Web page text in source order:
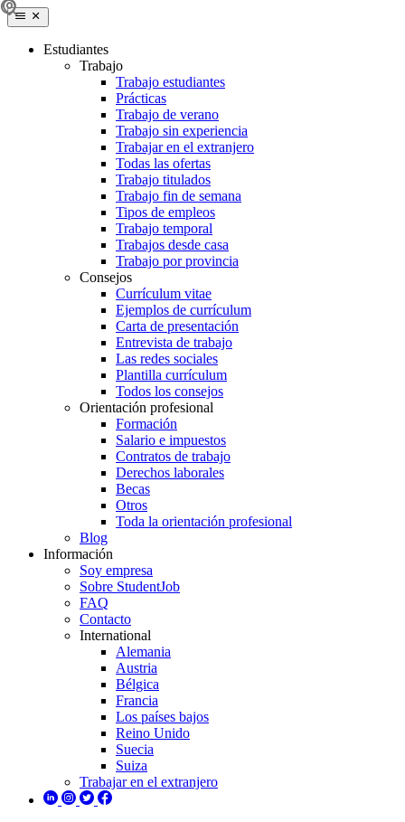
Estudiantes
Trabajo
Trabajo estudiantes
Prácticas
Trabajo de verano
Trabajo sin experiencia
Trabajar en el extranjero
Todas las ofertas
Trabajo titulados
Trabajo fin de semana
Tipos de empleos
Trabajo temporal
Trabajos desde casa
Trabajo por provincia
Consejos
Currículum vitae
Ejemplos de currículum
Carta de presentación
Entrevista de trabajo
Las redes sociales
Plantilla currículum
Todos los consejos
Orientación profesional
Formación
Salario e impuestos
Contratos de trabajo
Derechos laborales
Becas
Otros
Toda la orientación profesional
Blog
Información
Soy empresa
Sobre StudentJob
FAQ
Contacto
International
Alemania
Austria
Bélgica
Francia
Los países bajos
Reino Unido
Suecia
Suiza
Trabajar en el extranjero